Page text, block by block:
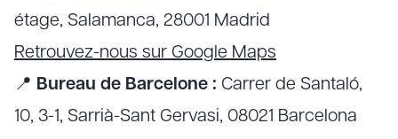
étage, Salamanca, 28001 Madrid
Retrouvez-nous sur Google Maps
📍 Bureau de Barcelone : Carrer de Santaló,
10, 3-1, Sarrià-Sant Gervasi, 08021 Barcelona